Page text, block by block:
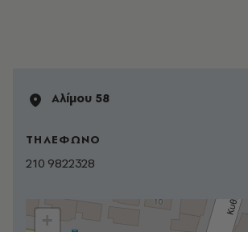
Αλίμου 58
ΤΗΛΕΦΩΝΟ
210 9822328